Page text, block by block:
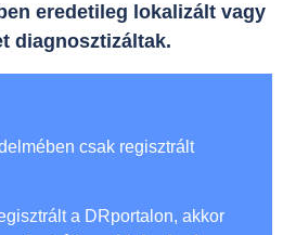
eredetileg lokalizált vagy
diagnosztizáltak.
csak regisztrált
a DRportalon, akkor